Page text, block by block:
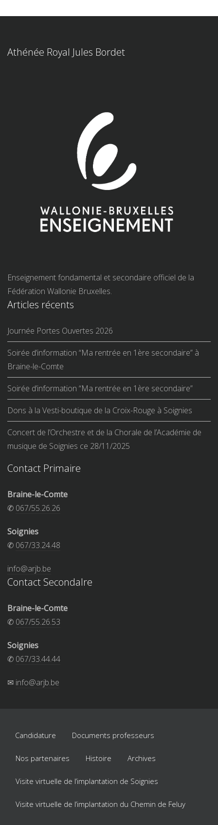
Athénée Royal Jules Bordet
Enseignement fondamental et secondaire officiel de la
Fédération Wallonie Bruxelles.
Articles récents
Journée Portes Ouvertes 2026
Soirée d’information “Ma rentrée en 1ère secondaire” à
Braine-le-Comte
Soirée d’information “Ma rentrée en 1ère secondaire”
Dons à la Vesti-boutique de la Croix-Rouge à Soignies
Concert de l’Orchestre et de la Chorale de l’Académie de
musique de Soignies ce 28/11/2025
Contact Primaire
Braine-le-Comte
✆ 067/55.26.26
Soignies
✆ 067/33.24.48
info@arjb.be
Contact Secondalre
Braine-le-Comte
✆ 067/55.26.53
Soignies
✆ 067/33.44.44
✉ info@arjb.be
Candidature Documents professeurs
Nos partenaires Histoire Archives
Visite virtuelle de l’implantation de Soignies
Visite virtuelle de l’implantation du Chemin de Feluy